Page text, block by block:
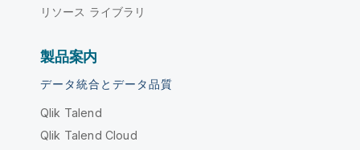
リソース ライブラリ
製品案内
データ統合とデータ品質
Qlik Talend
Qlik Talend Cloud